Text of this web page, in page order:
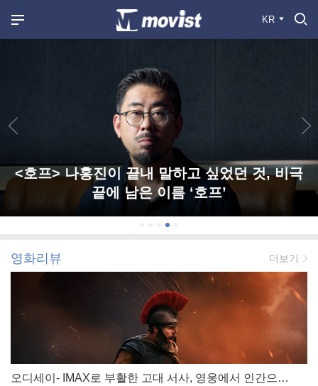
KR
<호프> 나홍진이 끝내 말하고 싶었던 것, 비극
끝에 남은 이름 ‘호프’
영화리뷰 더보기
오디세이- IMAX로 부활한 고대 서사, 영웅에서 인간으로의 귀환 (오락성 9 | 작품성 9)